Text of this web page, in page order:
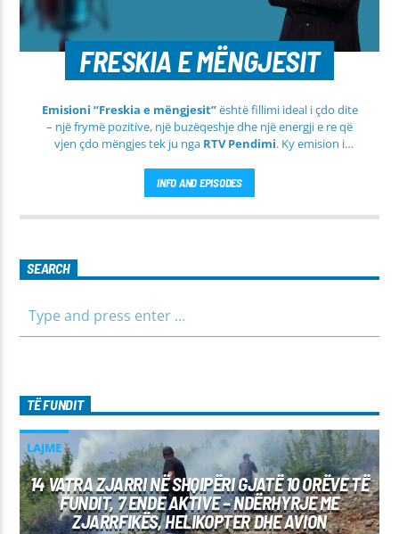
FRESKIA E MËNGJESIT
Emisioni “Freskia e mëngjesit”është fillimi ideal i çdo dite
– një frymë pozitive, një buzëqeshje dhe një energji e re që
vjen çdo mëngjes tek ju nga RTV Pendimi. Ky emision i
informues dhe më të ngrohtë, duke ju shoqëruar në orët e
para të ditës me përmbajtje të larmishme dhe të dobishme
për të gjithë familjen.
INFO AND EPISODES
SEARCH
TË FUNDIT
LAJME
14 VATRA ZJARRI NË SHQIPËRI GJATË 10 ORËVE TË
FUNDIT, 7 ENDE AKTIVE – NDËRHYRJE ME
ZJARRFIKËS, HELIKOPTER DHE AVION